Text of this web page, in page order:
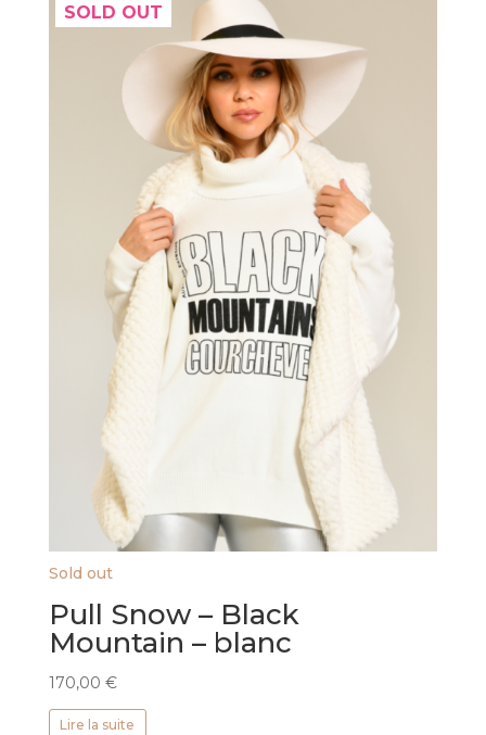
SOLD OUT
Sold out
Pull Snow – Black
Mountain – blanc
170,00 €
Lire la suite